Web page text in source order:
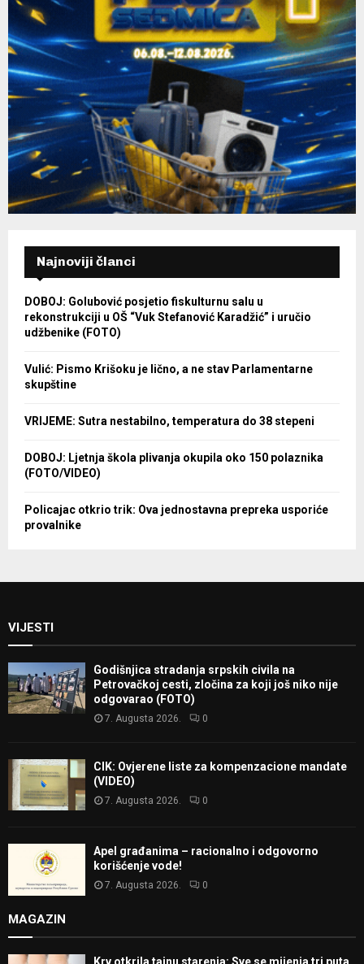
Najnoviji članci
DOBOJ: Golubović posjetio fiskulturnu salu u
rekonstrukciji u OŠ “Vuk Stefanović Karadžić” i uručio
udžbenike (FOTO)
Vulić: Pismo Krišoku je lično, a ne stav Parlamentarne
skupštine
VRIJEME: Sutra nestabilno, temperatura do 38 stepeni
DOBOJ: Ljetnja škola plivanja okupila oko 150 polaznika
(FOTO/VIDEO)
Policajac otkrio trik: Ova jednostavna prepreka usporiće
provalnike
VIJESTI
Godišnjica stradanja srpskih civila na
Petrovačkoj cesti, zločina za koji još niko nije
odgovarao (FOTO)
7. Augusta 2026. 0
CIK: Ovjerene liste za kompenzacione mandate
(VIDEO)
7. Augusta 2026. 0
Apel građanima – racionalno i odgovorno
korišćenje vode!
7. Augusta 2026. 0
MAGAZIN
Krv otkrila tajnu starenja: Sve se mijenja tri puta